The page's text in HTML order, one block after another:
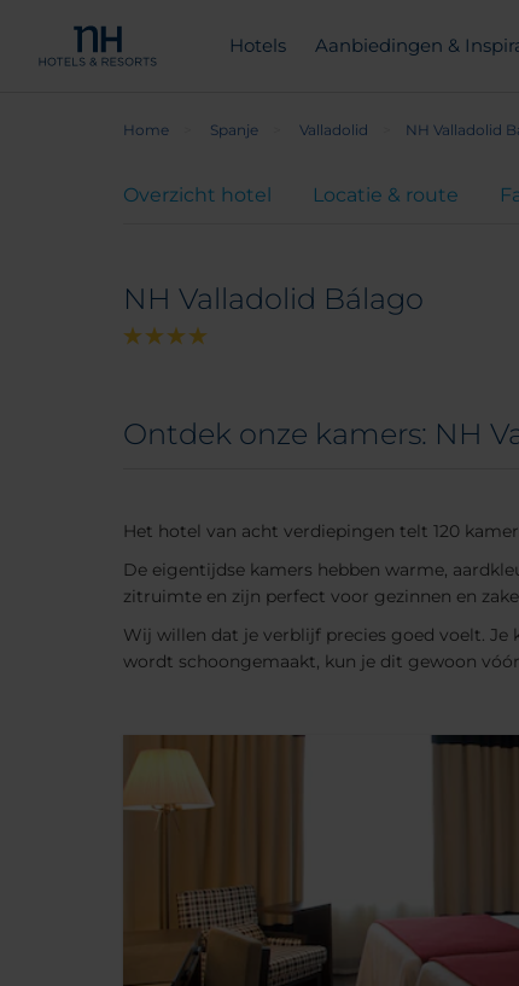
Hotels Aanbiedingen &
Home Spanje Valladolid NH Valladolid
Overzicht hotel Locatie & route
NH Valladolid Bálago
Ontdek onze kamers: NH
Het hotel van acht verdiepingen telt 120
De eigentijdse kamers hebben warme,
zitruimte en zijn perfect voor gezinnen en
Wij willen dat je verblijf precies goed voelt.
wordt schoongemaakt, kun je dit gewoon